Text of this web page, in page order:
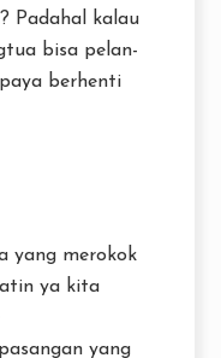
Padahal kalau
bisa pelan-
berhenti
yang merokok
ya kita
yang